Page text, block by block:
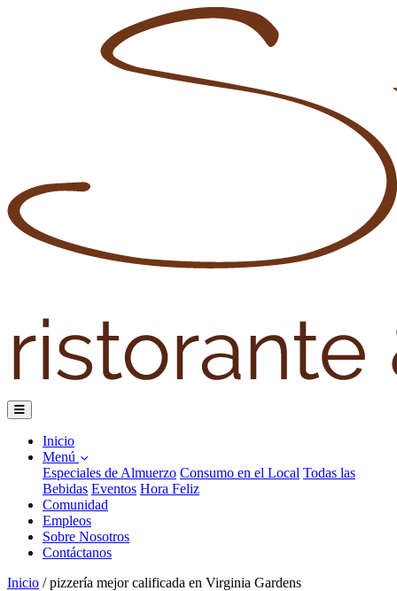
Inicio
Menú
Especiales de Almuerzo Consumo en el Local Todas las
Bebidas Eventos Hora Feliz
Comunidad
Empleos
Sobre Nosotros
Contáctanos
Inicio / pizzería mejor calificada en Virginia Gardens